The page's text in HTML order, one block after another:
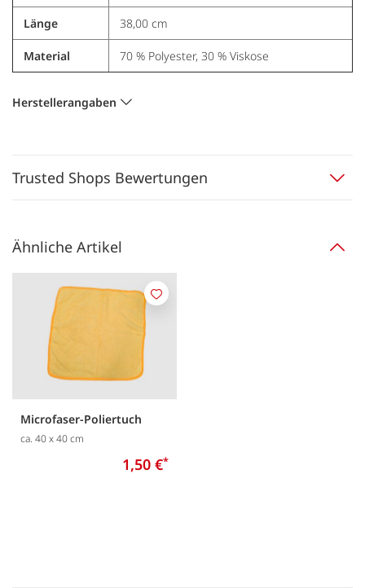
Länge 38,00 cm
Material 70 % Polyester, 30 % Viskose
Herstellerangaben
Trusted Shops Bewertungen
Ähnliche Artikel
Microfaser-Poliertuch
ca. 40 x 40 cm
1,50 €*
Merken